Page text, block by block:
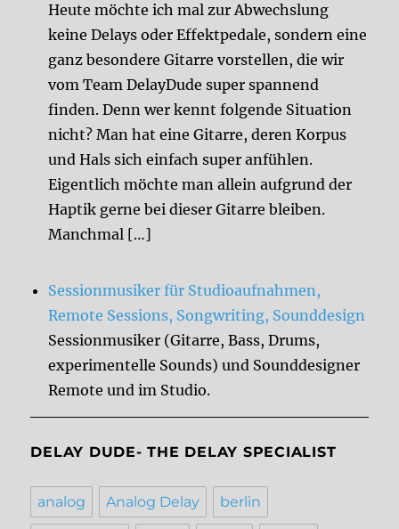
Heute möchte ich mal zur Abwechslung
keine Delays oder Effektpedale, sondern eine
ganz besondere Gitarre vorstellen, die wir
vom Team DelayDude super spannend
finden. Denn wer kennt folgende Situation
nicht? Man hat eine Gitarre, deren Korpus
und Hals sich einfach super anfühlen.
Eigentlich möchte man allein aufgrund der
Haptik gerne bei dieser Gitarre bleiben.
Manchmal […]
Sessionmusiker für Studioaufnahmen,
Remote Sessions, Songwriting, Sounddesign
Sessionmusiker (Gitarre, Bass, Drums,
experimentelle Sounds) und Sounddesigner
Remote und im Studio.
DELAY DUDE- THE DELAY SPECIALIST
analog Analog Delay berlin